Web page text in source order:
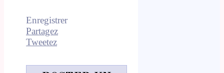
Enregistrer
Partagez
Tweetez